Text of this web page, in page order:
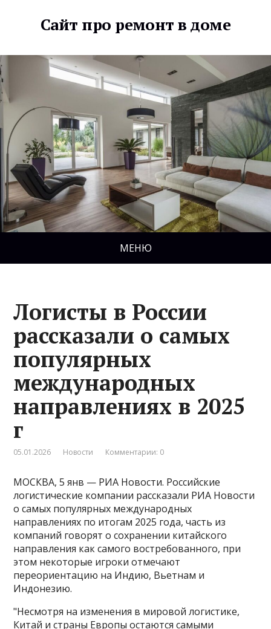
Сайт про ремонт в доме
МЕНЮ
Логисты в России
рассказали о самых
популярных
международных
направлениях в 2025
г
05.01.2026 Новости Комментарии: 0
МОСКВА, 5 янв — РИА Новости. Российские
логистические компании рассказали РИА Новости
о самых популярных международных
направлениях по итогам 2025 года, часть из
компаний говорят о сохранении китайского
направления как самого востребованного, при
этом некоторые игроки отмечают
переориентацию на Индию, Вьетнам и
Индонезию.
"Несмотря на изменения в мировой логистике,
Китай и страны Европы остаются самыми